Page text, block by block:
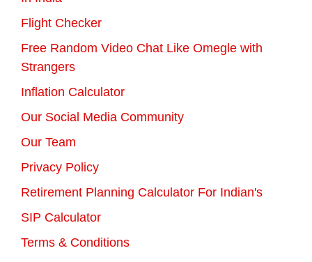
Flight Checker
Free Random Video Chat Like Omegle with
Strangers
Inflation Calculator
Our Social Media Community
Our Team
Privacy Policy
Retirement Planning Calculator For Indian's
SIP Calculator
Terms & Conditions